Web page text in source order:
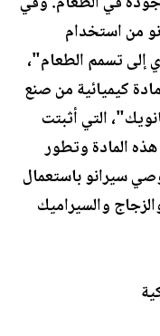
من استخدام
إلى تسمم الطعام"،
كيميائية من صنع
التي أثبتت
المادة وتطور
سيرانو باستعمال
والسيراميك